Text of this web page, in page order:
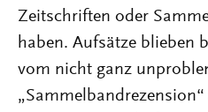
Zeitschriften oder
haben. Aufsätze blieben
vom nicht ganz